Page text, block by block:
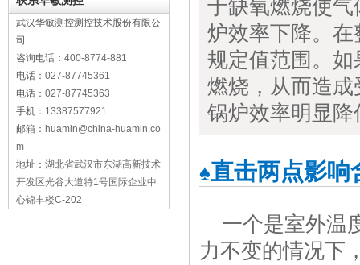
武汉华敏测控测控技术股份有限公
司
咨询电话： 400-8774-881
电话： 027-87745361
电话： 027-87745363
手机： 13387577921
邮箱： huamin@china-huamin.co
m
地址： 湖北省武汉市东湖高新技术
开发区光谷大道特1号国际企业中
心锦丰楼C-202
于缺氧燃烧使
炉效率下降。
规定值范围。
燃烧，从而造
锅炉效率明显降
♠直击两点影响
一个是室外温
力不变的情况下